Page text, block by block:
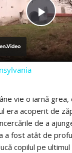
vie o iarnă grea,
era acoperit de
de a
a fost atât de
copilul pe